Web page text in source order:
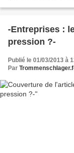
-Entreprises :
pression ?-
Publié le 01/03/2013 à
Par